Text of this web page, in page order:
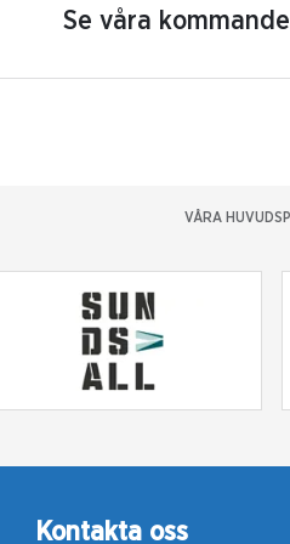
Se våra
VÅRA
Kontakta oss